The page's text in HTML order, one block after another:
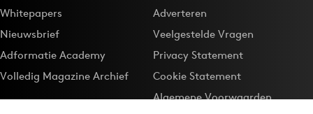
Whitepapers
Nieuwsbrief
Adformatie Academy
Volledig Magazine Archief
Adverteren
Veelgestelde Vragen
Privacy Statement
Cookie Statement
Algemene Voorwaarden